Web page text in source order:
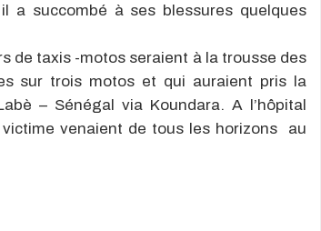
a succombé à ses blessures quelques
de taxis -motos seraient à la trousse des
sur trois motos et qui auraient pris la
– Sénégal via Koundara. A l’hôpital
venaient de tous les horizons au